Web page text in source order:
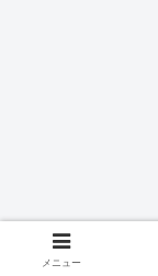
メニュー